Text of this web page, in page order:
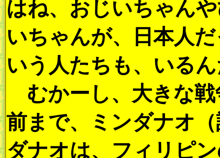
はね、おじいちゃん
いちゃんが、日本人
いう人たちも、いる
むかーし、大きな戦
前まで、ミンダナオ
ダナオは、フィリピ